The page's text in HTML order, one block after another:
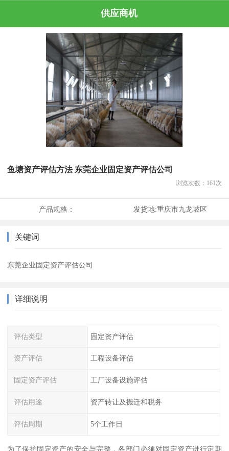
供应商机
鱼塘资产评估方法 东莞企业固定资产评估公司
浏览次数： 161 次
产品规格： 发货地:重庆市九龙坡区
关键词
东莞企业固定资产评估公司
详细说明
评估类型 固定资产评估
资产评估 工程设备评估
固定资产评估 工厂设备设施评估
评估用途 资产转让及搬迁和税务
评估周期 5个工作日
为了保护固定资产的安全与完整，各部门必须对固定资产进行定期